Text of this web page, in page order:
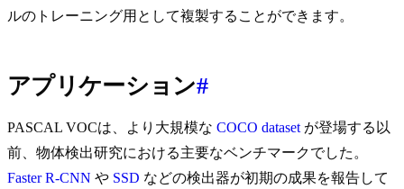
ルのトレーニング用として複製することができます。
アプリケーション#
PASCAL VOCは、より大規模な COCO dataset が登場する以
前、物体検出研究における主要なベンチマークでした。
Faster R-CNN や SSD などの検出器が初期の成果を報告して